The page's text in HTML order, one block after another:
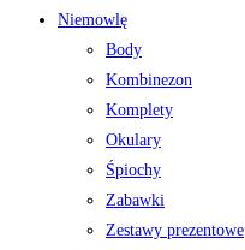
Niemowlę
Body
Kombinezon
Komplety
Okulary
Śpiochy
Zabawki
Zestawy prezentowe